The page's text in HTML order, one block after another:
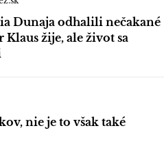
Dunaja odhalili nečakané
žije, ale život sa
nie je to však také